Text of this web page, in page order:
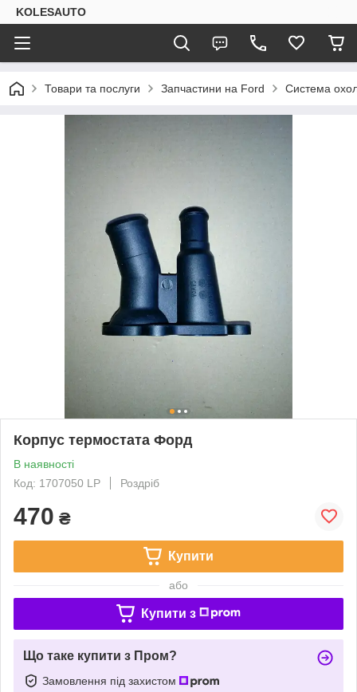
KOLESAUTO
Товари та послуги Запчастини на Ford Система
Корпус термостата Форд
В наявності
Код: 1707050 LP
Роздріб
470 ₴
Купити
або
Купити з
Що таке купити з Пром?
Замовлення під захистом